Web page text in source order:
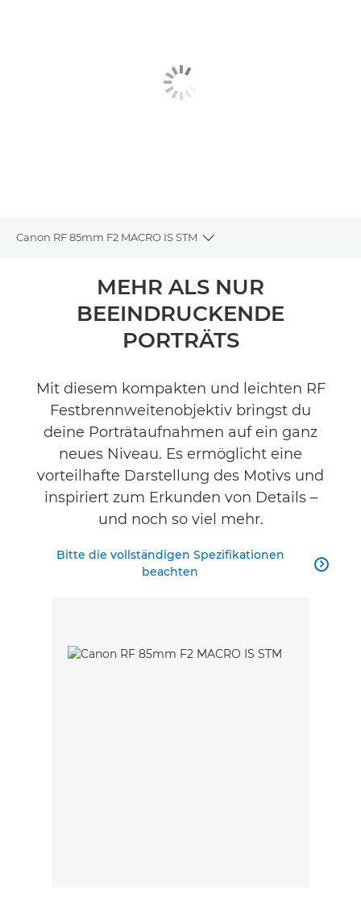
Canon RF 85mm F2 MACRO IS STM
Toggle breadcrumbs
Technische Daten
Produktbewertungen
FINDE EINEN HÄNDLER
MEHR ALS NUR
BEEINDRUCKENDE
PORTRÄTS
Mit diesem kompakten und leichten RF
Festbrennweitenobjektiv bringst du
deine Porträtaufnahmen auf ein ganz
neues Niveau. Es ermöglicht eine
vorteilhafte Darstellung des Motivs und
inspiriert zum Erkunden von Details –
und noch so viel mehr.
Bitte die vollständigen Spezifikationen
beachten
